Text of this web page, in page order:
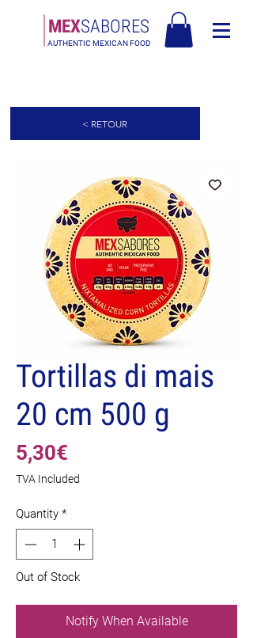
MEXSABORES
AUTHENTIC MEXICAN FOOD
Tortillas di mais
20 cm 500 g
5,30€
TVA Included
Quantity *
Out of Stock
Notify When Available
< RETOUR